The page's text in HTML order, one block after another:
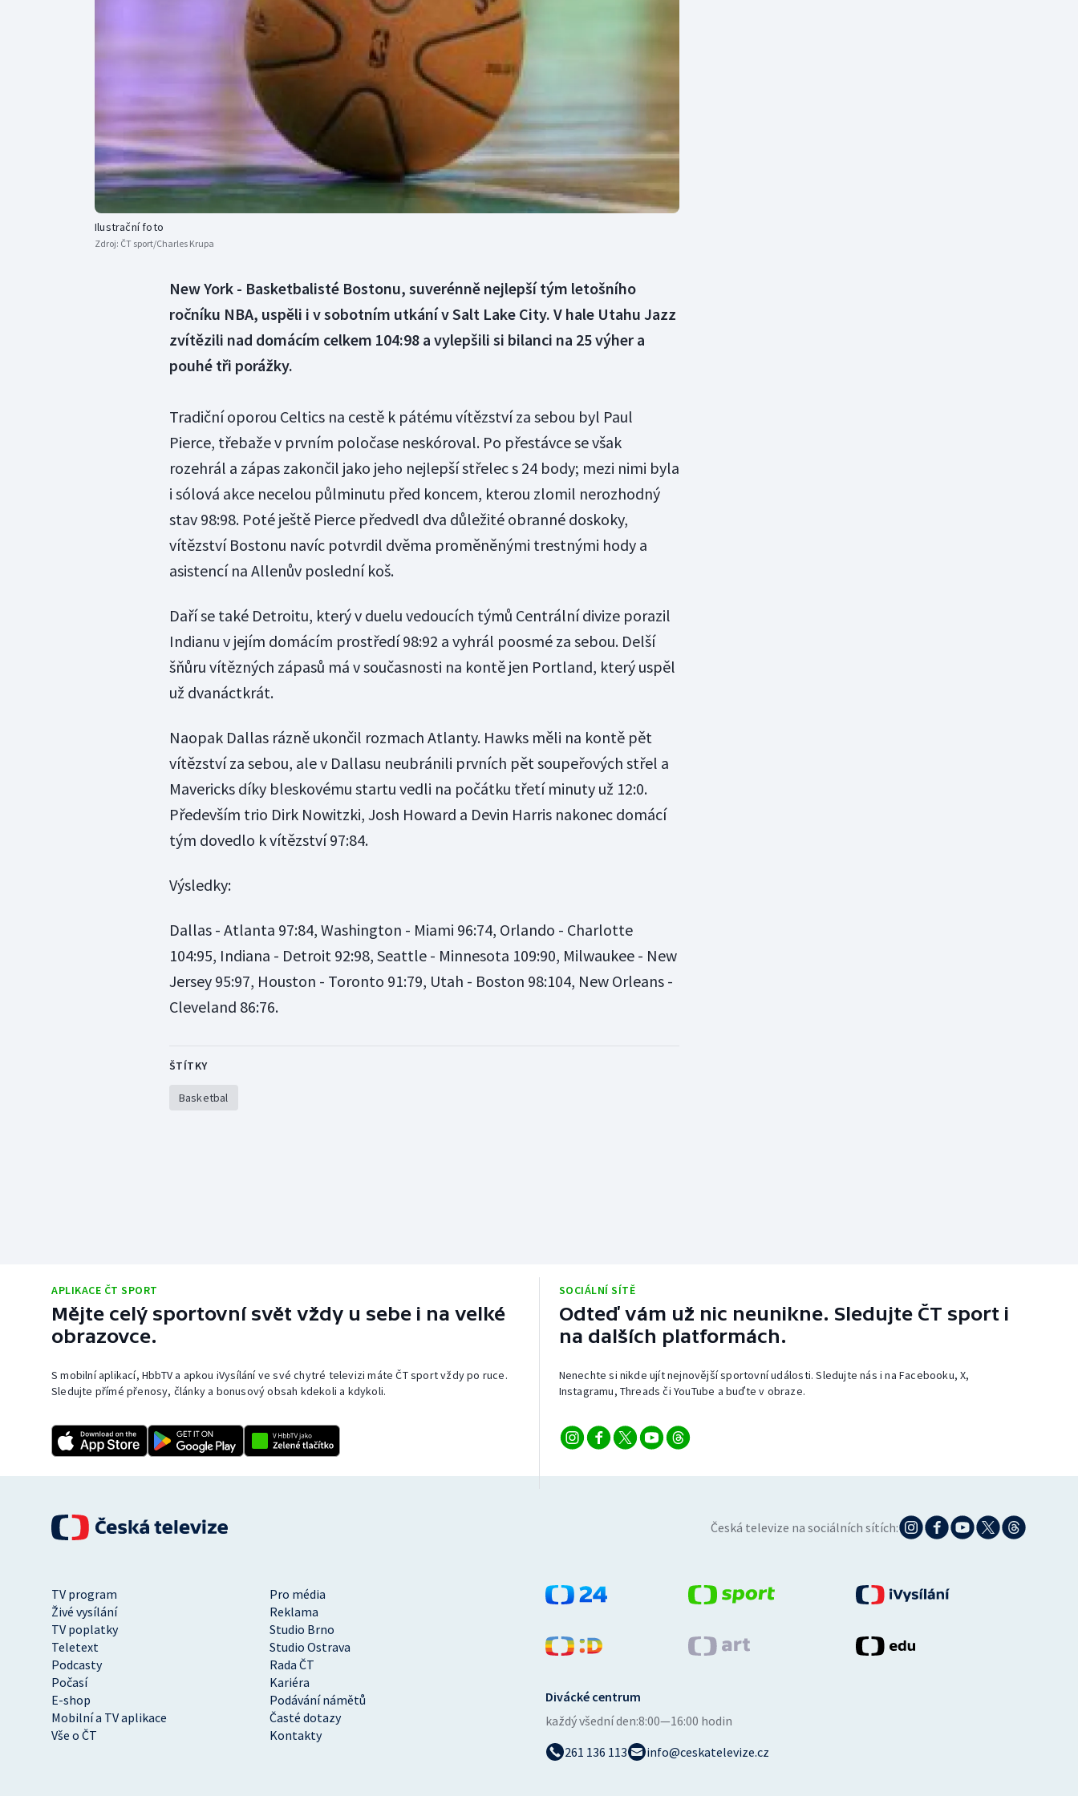
Curling
Florbal
Futsal
Golf
Gymnastika
Moderní pětiboj
Motorsport
Olympijské hry
Parasport
Plavání
Plážový volejbal
Volejbal
Ostatní
Ilustrační foto
Zdroj: ČT sport/Charles Krupa
New York - Basketbalisté Bostonu, suverénně nejlepší tým letošního
ročníku NBA, uspěli i v sobotním utkání v Salt Lake City. V hale Utahu Jazz
zvítězili nad domácím celkem 104:98 a vylepšili si bilanci na 25 výher a
pouhé tři porážky.
Tradiční oporou Celtics na cestě k pátému vítězství za sebou byl Paul
Pierce, třebaže v prvním poločase neskóroval. Po přestávce se však
rozehrál a zápas zakončil jako jeho nejlepší střelec s 24 body; mezi nimi byla
i sólová akce necelou půlminutu před koncem, kterou zlomil nerozhodný
stav 98:98. Poté ještě Pierce předvedl dva důležité obranné doskoky,
vítězství Bostonu navíc potvrdil dvěma proměněnými trestnými hody a
asistencí na Allenův poslední koš.
Daří se také Detroitu, který v duelu vedoucích týmů Centrální divize porazil
Indianu v jejím domácím prostředí 98:92 a vyhrál poosmé za sebou. Delší
šňůru vítězných zápasů má v současnosti na kontě jen Portland, který uspěl
už dvanáctkrát.
Naopak Dallas rázně ukončil rozmach Atlanty. Hawks měli na kontě pět
vítězství za sebou, ale v Dallasu neubránili prvních pět soupeřových střel a
Mavericks díky bleskovému startu vedli na počátku třetí minuty už 12:0.
Především trio Dirk Nowitzki, Josh Howard a Devin Harris nakonec domácí
tým dovedlo k vítězství 97:84.
Výsledky:
Dallas - Atlanta 97:84, Washington - Miami 96:74, Orlando - Charlotte
104:95, Indiana - Detroit 92:98, Seattle - Minnesota 109:90, Milwaukee - New
Jersey 95:97, Houston - Toronto 91:79, Utah - Boston 98:104, New Orleans -
Cleveland 86:76.
ŠTÍTKY
Basketbal
APLIKACE ČT SPORT
Mějte celý sportovní svět vždy u sebe i na velké
obrazovce.
S mobilní aplikací, HbbTV a apkou iVysílání ve své chytré televizi máte ČT sport vždy po ruce.
Sledujte přímé přenosy, články a bonusový obsah kdekoli a kdykoli.
SOCIÁLNÍ SÍTĚ
Odteď vám už nic neunikne. Sledujte ČT sport i
na dalších platformách.
Nenechte si nikde ujít nejnovější sportovní události. Sledujte nás i na Facebooku, X,
Instagramu, Threads či YouTube a buďte v obraze.
Česká televize na sociálních sítích:
TV program
Pro média
Živé vysílání
Reklama
TV poplatky
Studio Brno
Teletext
Studio Ostrava
Podcasty
Rada ČT
Počasí
Kariéra
E-shop
Podávání námětů
Mobilní a TV aplikace
Časté dotazy
Vše o ČT
Kontakty
Divácké centrum
každý všední den:8:00—16:00 hodin
261 136 113
info@ceskatelevize.cz